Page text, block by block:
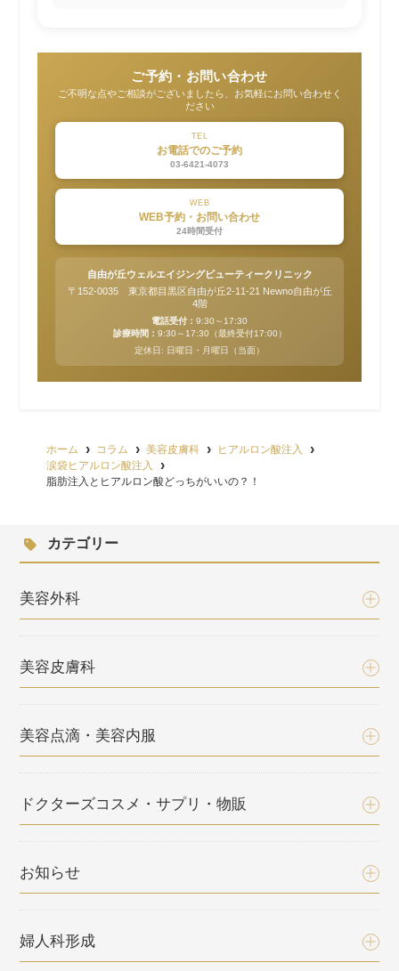
ご予約・お問い合わせ
ご不明な点やご相談がございましたら、お気軽にお問い合わせく
ださい
TEL
お電話でのご予約
03-6421-4073
WEB
WEB予約・お問い合わせ
24時間受付
自由が丘ウェルエイジングビューティークリニック
〒152-0035 東京都目黒区自由が丘2-11-21 Newno自由が丘
4階
電話受付： 9:30～17:30
診療時間： 9:30～17:30（最終受付17:00）
定休日: 日曜日・月曜日（当面）
ホーム コラム 美容皮膚科
ヒアルロン酸注入
涙袋ヒアルロン酸注入
脂肪注入とヒアルロン酸どっちがいいの？！
カテゴリー
美容外科
美容皮膚科
美容点滴・美容内服
ドクターズコスメ・サプリ・物販
お知らせ
婦人科形成